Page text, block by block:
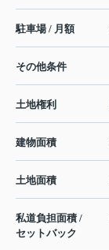
駐車場 / 月額
その他条件
土地権利
建物面積
土地面積
私道負担面積 /
セットバック